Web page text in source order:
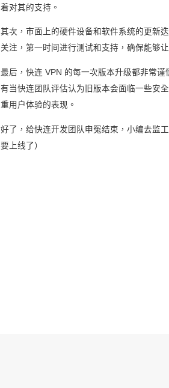
着对其的支持。
其次，市面上的硬件设备和软件系统的更新
关注，第一时间进行测试和支持，确保能够
最后，快连 VPN 的每一次版本升级都非常
有当快连团队评估认为旧版本会面临一些安
重用户体验的表现。
好了，给快连开发团队申冤结束，小编去监
要上线了）